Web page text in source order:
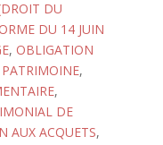
DU
DU 14 JUIN
, OBLIGATION
PATRIMOINE,
,
DE
AUX ACQUETS,